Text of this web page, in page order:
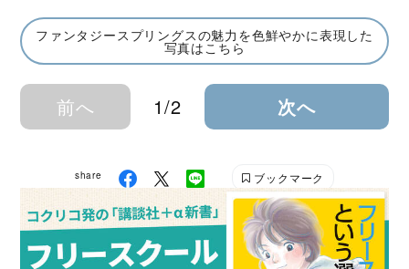
ファンタジースプリングスの魅力を色鮮やかに表現した
写真はこちら
前へ 1/2 次へ
share ブックマーク